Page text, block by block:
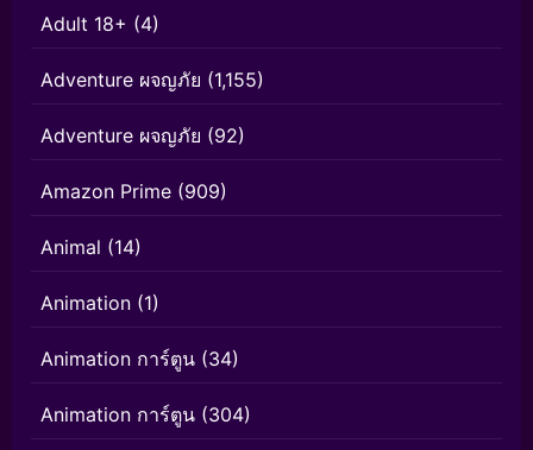
Adult 18+ (4)
Adventure ผจญภัย (1,155)
Adventure ผจญภัย (92)
Amazon Prime (909)
Animal (14)
Animation (1)
Animation การ์ตูน (34)
Animation การ์ตูน (304)